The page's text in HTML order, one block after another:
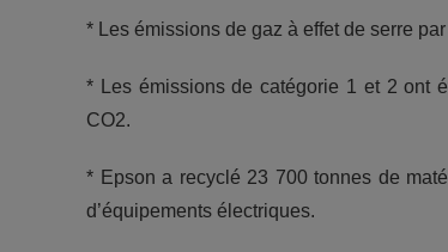
* Les émissions de gaz à effet de serre
* Les émissions de catégorie 1 et 2 ont
CO2.
* Epson a recyclé 23 700 tonnes de
d’équipements électriques.